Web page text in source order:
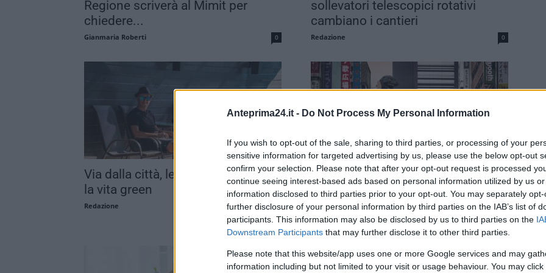
Anteprima24.it - Do Not Process My Personal Information
If you wish to opt-out of the sale, sharing to third parties, or processing of your
sensitive information for targeted advertising by us, please use the below opt-out
confirm your selection. Please note that after your opt-out request is processed
continue seeing interest-based ads based on personal information utilized by us
information disclosed to third parties prior to your opt-out. You may separately
further disclosure of your personal information by third parties on the IAB’s list of
participants. This information may also be disclosed by us to third parties on the
Downstream Participants that may further disclose it to other third parties.
Please note that this website/app uses one or more Google services and may
information including but not limited to your visit or usage behaviour. You may
Regione scriverà al Mimit per
chiedere...
Gianmaria Roberti 0
sollevatori telescopici rotativi
cambiano i cantieri
Redazione 0
Via dalla città, le persone scelgono
la vita green
Redazione 0
Insegne per tabaccherie: 5
strategie per distinguersi dalla
concorrenza
Redazione 0